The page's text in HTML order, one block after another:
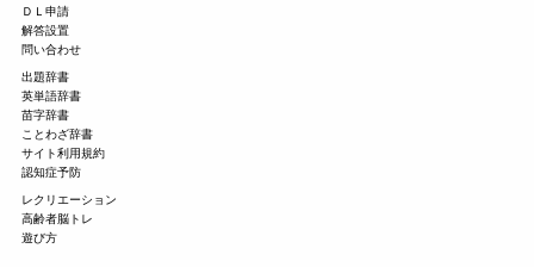
ＤＬ申請
解答設置
問い合わせ
出題辞書
英単語辞書
苗字辞書
ことわざ辞書
サイト利用規約
認知症予防
レクリエーション
高齢者脳トレ
遊び方